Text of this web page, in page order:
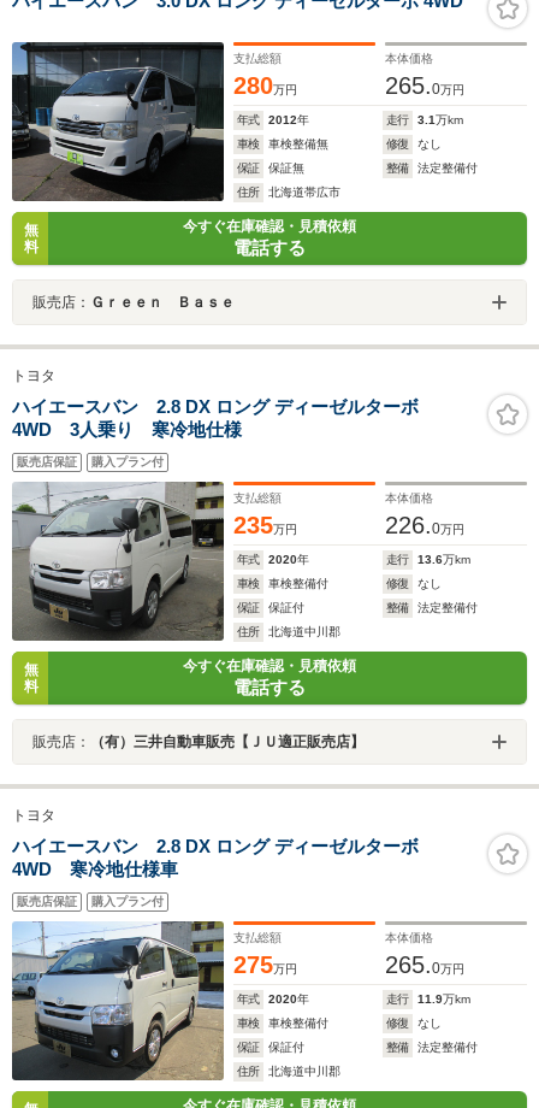
支払総額
280万円
本体価格
265.0万円
年式 2012年 走行 3.1万km
車検
車検整備無 修復
なし
保証
保証無 整備
法定整備付
住所
北海道帯広市
無
料
今すぐ在庫確認・見積依頼
電話する
販売店： Ｇｒｅｅｎ Ｂａｓｅ
トヨタ
ハイエースバン 2.8 DX ロング ディーゼルターボ
4WD 3人乗り 寒冷地仕様
販売店保証 購入プラン付
支払総額
235万円
本体価格
226.0万円
年式 2020年 走行 13.6万km
車検
車検整備付 修復
なし
保証
保証付 整備
法定整備付
住所
北海道中川郡
無
料
今すぐ在庫確認・見積依頼
電話する
販売店： （有）三井自動車販売【ＪＵ適正販売店】
トヨタ
ハイエースバン 2.8 DX ロング ディーゼルターボ
4WD 寒冷地仕様車
販売店保証 購入プラン付
支払総額
275万円
本体価格
265.0万円
年式 2020年 走行 11.9万km
車検
車検整備付 修復
なし
保証
保証付 整備
法定整備付
住所
北海道中川郡